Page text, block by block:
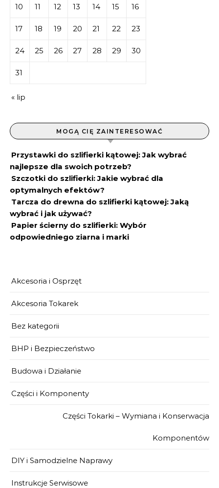
10 11 12 13 14 15 16
17 18 19 20 21 22 23
24 25 26 27 28 29 30
31
« lip
MOGĄ CIĘ ZAINTERESOWAĆ
Przystawki do szlifierki kątowej: Jak wybrać
najlepsze dla swoich potrzeb?
Szczotki do szlifierki: Jakie wybrać dla
optymalnych efektów?
Tarcza do drewna do szlifierki kątowej: Jaką
wybrać i jak używać?
Papier ścierny do szlifierki: Wybór
odpowiedniego ziarna i marki
Akcesoria i Osprzęt
Akcesoria Tokarek
Bez kategorii
BHP i Bezpieczeństwo
Budowa i Działanie
Części i Komponenty
Części Tokarki – Wymiana i Konserwacja
Komponentów
DIY i Samodzielne Naprawy
Instrukcje Serwisowe